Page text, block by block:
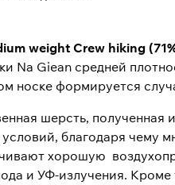
weight Crew hiking
Na Giean средней
носке формируется
шерсть,
благодаря чему
хорошую
и УФ-излучения.